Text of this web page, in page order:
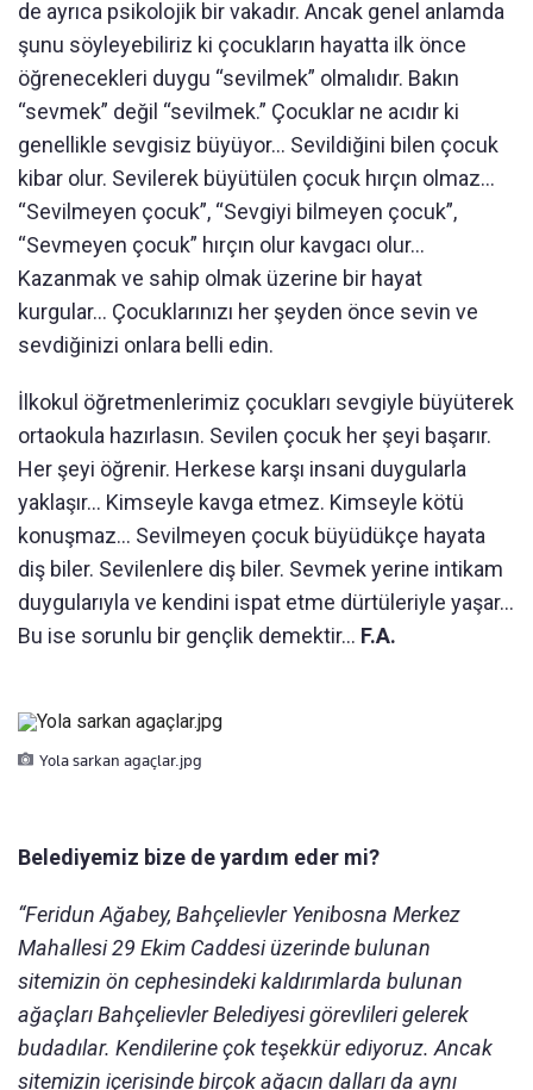
de ayrıca psikolojik bir vakadır. Ancak genel anlamda
şunu söyleyebiliriz ki çocukların hayatta ilk önce
öğrenecekleri duygu “sevilmek” olmalıdır. Bakın
“sevmek” değil “sevilmek.” Çocuklar ne acıdır ki
genellikle sevgisiz büyüyor... Sevildiğini bilen çocuk
kibar olur. Sevilerek büyütülen çocuk hırçın olmaz...
“Sevilmeyen çocuk”, “Sevgiyi bilmeyen çocuk”,
“Sevmeyen çocuk” hırçın olur kavgacı olur...
Kazanmak ve sahip olmak üzerine bir hayat
kurgular... Çocuklarınızı her şeyden önce sevin ve
sevdiğinizi onlara belli edin.
İlkokul öğretmenlerimiz çocukları sevgiyle büyüterek
ortaokula hazırlasın. Sevilen çocuk her şeyi başarır.
Her şeyi öğrenir. Herkese karşı insani duygularla
yaklaşır... Kimseyle kavga etmez. Kimseyle kötü
konuşmaz... Sevilmeyen çocuk büyüdükçe hayata
diş biler. Sevilenlere diş biler. Sevmek yerine intikam
duygularıyla ve kendini ispat etme dürtüleriyle yaşar...
Bu ise sorunlu bir gençlik demektir... F.A.
Yola sarkan agaçlar.jpg
Belediyemiz bize de yardım eder mi?
“Feridun Ağabey, Bahçelievler Yenibosna Merkez
Mahallesi 29 Ekim Caddesi üzerinde bulunan
sitemizin ön cephesindeki kaldırımlarda bulunan
ağaçları Bahçelievler Belediyesi görevlileri gelerek
budadılar. Kendilerine çok teşekkür ediyoruz. Ancak
sitemizin içerisinde birçok ağacın dalları da aynı